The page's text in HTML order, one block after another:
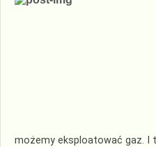
możemy eksploatować gaz. I